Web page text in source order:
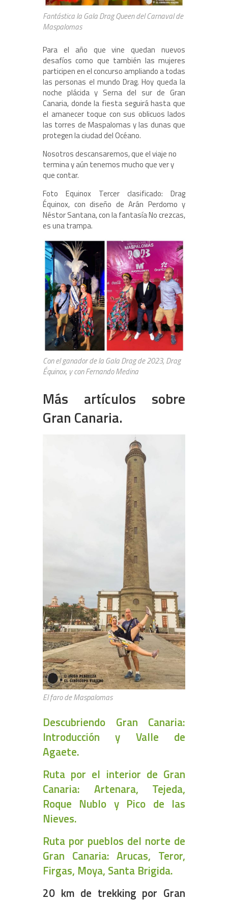
Fantástica la Gala Drag Queen del Carnaval de
Maspalomas
Para el año que vine quedan nuevos
desafíos como que también las mujeres
participen en el concurso ampliando a todas
las personas el mundo Drag. Hoy queda la
noche plácida y Serna del sur de Gran
Canaria, donde la fiesta seguirá hasta que
el amanecer toque con sus oblicuos lados
las torres de Maspalomas y las dunas que
protegen la ciudad del Océano.
Nosotros descansaremos, que el viaje no
termina y aún tenemos mucho que ver y
que contar.
Foto Equinox Tercer clasificado: Drag
Équinox, con diseño de Arán Perdomo y
Néstor Santana, con la fantasía No crezcas,
es una trampa.
Con el ganador de la Gala Drag de 2023, Drag
Équinox, y con Fernando Medina
Más artículos sobre
Gran Canaria.
El faro de Maspalomas
Descubriendo Gran Canaria:
Introducción y Valle de
Agaete.
Ruta por el interior de Gran
Canaria: Artenara, Tejeda,
Roque Nublo y Pico de las
Nieves.
Ruta por pueblos del norte de
Gran Canaria: Arucas, Teror,
Firgas, Moya, Santa Brigida.
20 km de trekking por Gran